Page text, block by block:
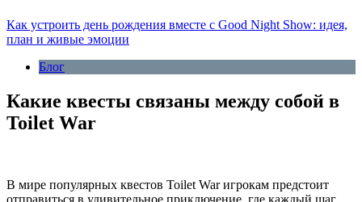
Как устроить день рождения вместе с Good Night Show: идея,
план и живые эмоции
Блог
Какие квесты связаны между собой в
Toilet War
В мире популярных квестов Toilet War игрокам предстоит
отправиться в удивительное приключение, где каждый шаг